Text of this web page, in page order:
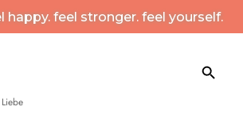
happy. feel stronger. feel yourself.
Search
for: